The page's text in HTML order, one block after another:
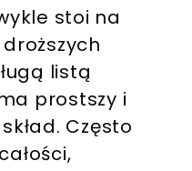
stoi na
listą
prostszy i
Często